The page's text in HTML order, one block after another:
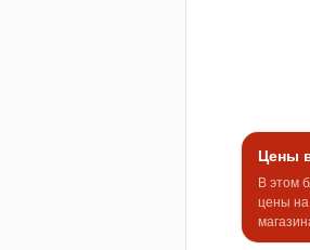
Цены
В этом
цены на